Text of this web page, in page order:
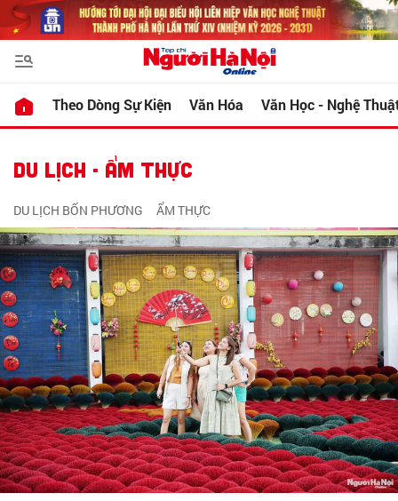
Theo Dòng Sự Kiện Văn Hóa Văn Học - Nghệ
DU LỊCH - ẨM THỰC
DU LỊCH BỐN PHƯƠNG ẨM THỰC